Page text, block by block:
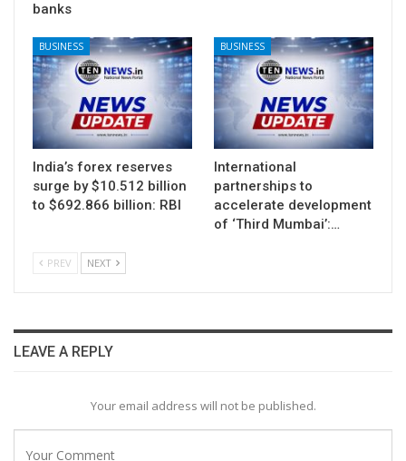
banks
BUSINESS
India’s forex reserves
surge by $10.512 billion
to $692.866 billion: RBI
BUSINESS
International
partnerships to
accelerate development
of ‘Third Mumbai’:…
PREV NEXT
LEAVE A REPLY
Your email address will not be published.